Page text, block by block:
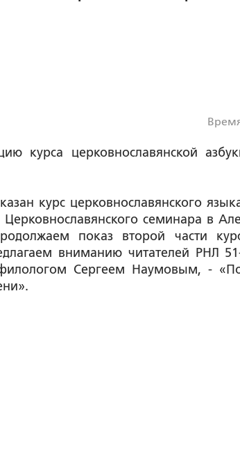
курса церковнославянской
курс церковнославянского
семинара в
показ второй части
вниманию читателей РНЛ
филологом Сергеем Наумовым, - «
».